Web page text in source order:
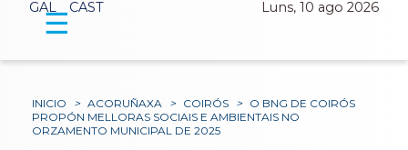
GAL CAST Luns, 10 ago 2026
☰
INICIO > ACORUÑAXA > COIRÓS > O BNG DE COIRÓS
PROPÓN MELLORAS SOCIAIS E AMBIENTAIS NO
ORZAMENTO MUNICIPAL DE 2025